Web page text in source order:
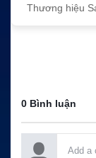
Thương hiệu
0 Bình luận